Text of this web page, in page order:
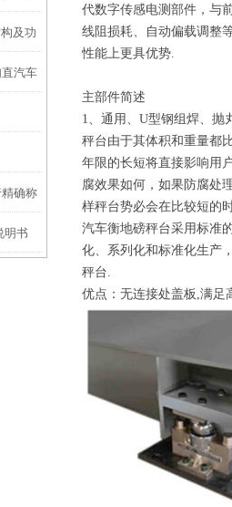
维修
及功
汽车
修
确称
明书
代数字传感电测部件，与
线阻损耗、自动偏载调整
性能上更具优势.
主部件简述
1、通用、U型钢组焊、抛
秤台由于其体积和重量都
年限的长短将直接影响用
腐效果如何，如果防腐处
样秤台势必会在比较短的
汽车衡地磅秤台采用标准
化、系列化和标准化生产
秤台.
优点：无连接处盖板,满足